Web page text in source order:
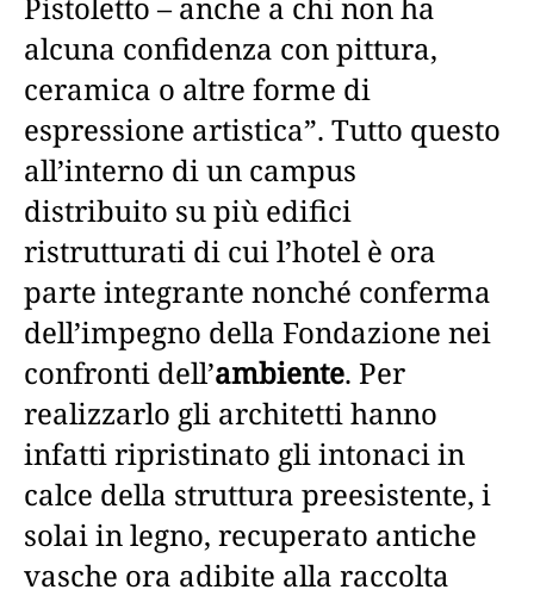
alcuna confidenza con pittura,
ceramica o altre forme di
espressione artistica”. Tutto questo
all’interno di un campus
distribuito su più edifici
ristrutturati di cui l’hotel è ora
parte integrante nonché conferma
dell’impegno della Fondazione nei
confronti dell’ambiente. Per
realizzarlo gli architetti hanno
infatti ripristinato gli intonaci in
calce della struttura preesistente, i
solai in legno, recuperato antiche
vasche ora adibite alla raccolta